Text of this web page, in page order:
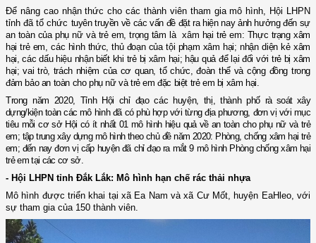
Để nâng cao nhận thức cho các thành viên tham gia mô hình, Hội LHPN
tỉnh đã tổ chức tuyên truyền về các vấn đề đặt ra hiện nay ảnh hưởng đến sự
an toàn của phụ nữ và trẻ em, trọng tâm là xâm hại trẻ em: Thực trạng xâm
hại trẻ em, các hình thức, thủ đoạn của tội phạm xâm hại; nhận diện kẻ xâm
hại, các dấu hiệu nhận biết khi trẻ bị xâm hại; hậu quả để lại đối với trẻ bị xâm
hại; vai trò, trách nhiệm của cơ quan, tổ chức, đoàn thể và cộng đồng trong
đảm bảo an toàn cho phụ nữ và trẻ em đặc biệt trẻ em bị xâm hại.
Trong năm 2020, Tỉnh Hội chỉ đạo các huyện, thị, thành phốrà soát xây
dựng/kiện toàn các mô hình đã có phù hợp với từng địa phương, đơn vị với mục
tiêu mỗi cơ sở Hội có ít nhất 01 mô hình hiệu quả về an toàn cho phụ nữ và trẻ
em; tập trung xây dựng mô hình theo chủ đề năm 2020: Phòng, chống xâm hại trẻ
em; đến nay đơn vị cấp huyện đã chỉ đạo ra mắt 9 mô hình Phòng chống xâm hại
trẻ em tại các cơ sở.
- Hội LHPN tỉnh Đắk Lắk: Mô hình hạn chế rác thải nhựa
Mô hình được triển khai tại xã Ea Nam và xã Cư Mốt, huyện EaHleo, với
sự tham gia của 150 thành viên.